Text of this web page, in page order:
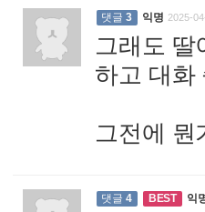
댓글 3 익명 2025-
그래도 딸
하고 대화
그전에
댓글 4 BEST 익